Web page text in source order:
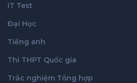
IT Test
Đại Học
Tiếng anh
Thi THPT Quốc gia
Trắc nghiệm Tổng hợp